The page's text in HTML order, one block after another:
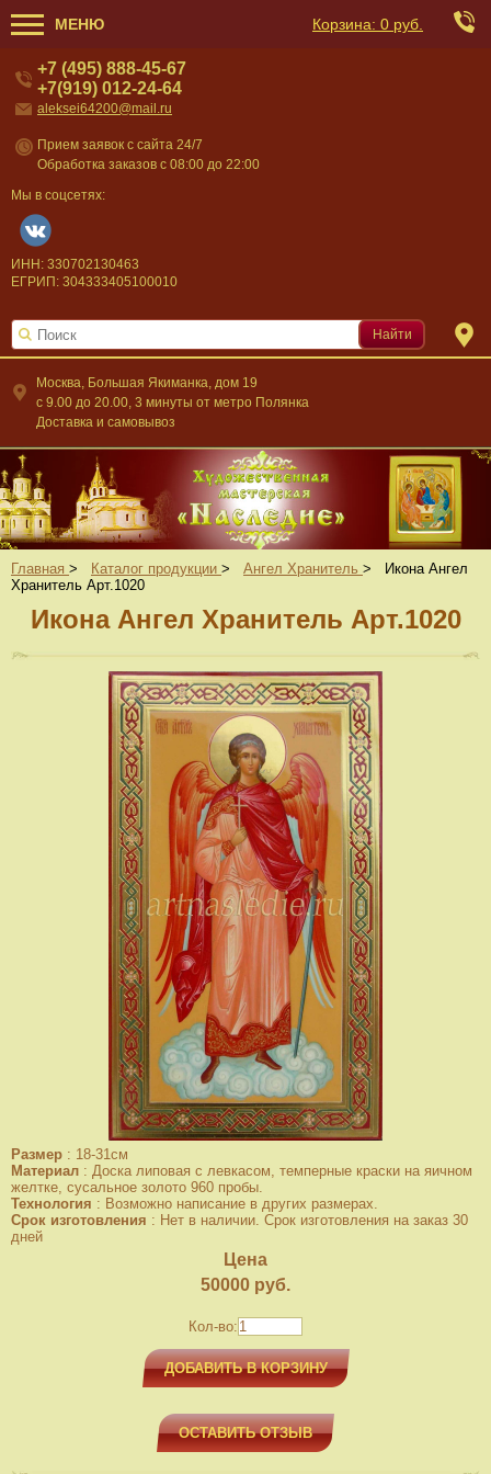
МЕНЮ Корзина: 0 руб.
Москва, Большая Якиманка, дом 19
c 9.00 до 20.00, 3 минуты от метро Полянка
Доставка и самовывоз
+7 (495) 888-45-67
+7(919) 012-24-64
aleksei64200@mail.ru
Прием заявок с сайта 24/7
Обработка заказов с 08:00 до 22:00
Мы в соцсетях:
ИНН: 330702130463
ЕГРИП: 304333405100010
Найти
Главная > Каталог продукции > Ангел Хранитель >
Икона Ангел
Хранитель Арт.1020
Икона Ангел Хранитель Арт.1020
Размер : 18-31см
Материал : Доска липовая с левкасом, темперные краски на яичном
желтке, сусальное золото 960 пробы.
Технология : Возможно написание в других размерах.
Срок изготовления : Нет в наличии. Срок изготовления на заказ 30
дней
Цена
50000 руб.
Кол-во:
ДОБАВИТЬ В КОРЗИНУ
ОСТАВИТЬ ОТЗЫВ